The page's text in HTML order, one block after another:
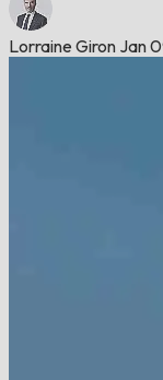
Lorraine Giron Jan